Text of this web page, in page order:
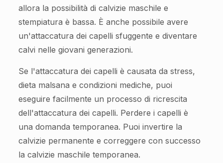
allora la possibilità di calvizie maschile e
stempiatura è bassa. È anche possibile avere
un'attaccatura dei capelli sfuggente e diventare
calvi nelle giovani generazioni.
Se l'attaccatura dei capelli è causata da stress,
dieta malsana e condizioni mediche, puoi
eseguire facilmente un processo di ricrescita
dell'attaccatura dei capelli. Perdere i capelli è
una domanda temporanea. Puoi invertire la
calvizie permanente e correggere con successo
la calvizie maschile temporanea.